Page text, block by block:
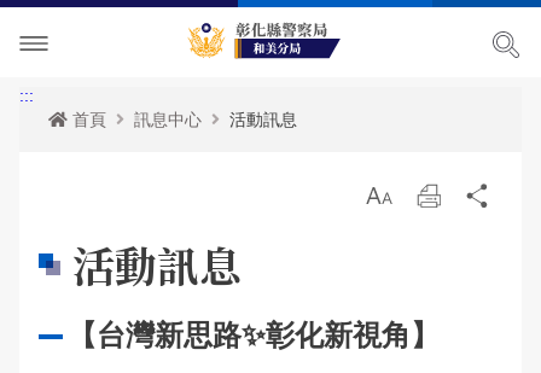
單位介紹
聯絡資訊
轄區概況
活動訊息
公開徵信專區
治安宣導
交通安全宣導
便民服務
政府資訊公開
民意廣場
:::
首頁
訊息中心 活動訊息
放 列
活動訊息
【台灣新思路✨彰化新視角】